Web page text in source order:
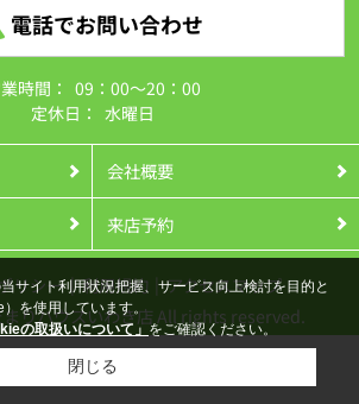
電話でお問い合わせ
時間：
09：00～20：00
定休日： 水曜日
会社概要
来店予約
リシー 利用規約
アクセスマップ
りハウスいわき店 All rights reserved.
サイト利用状況把握、サービス向上検討を目的と
を使用しています。
の取扱いについて」 をご確認ください。
閉じる